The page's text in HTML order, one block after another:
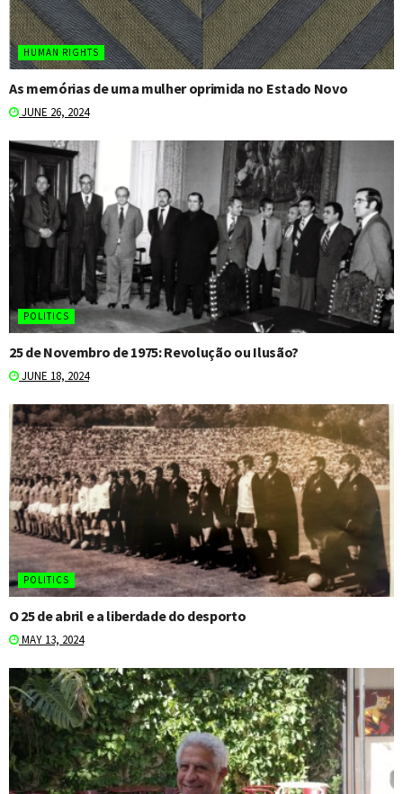
HUMAN RIGHTS
As memórias de uma mulher oprimida no Estado Novo
JUNE 26, 2024
POLITICS
25 de Novembro de 1975: Revolução ou Ilusão?
JUNE 18, 2024
POLITICS
O 25 de abril e a liberdade do desporto
MAY 13, 2024